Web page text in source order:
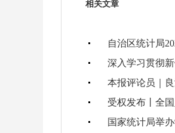
相关文章
自治区统计局
深入学习贯彻
本报评论员｜
受权发布丨全
国家统计局举